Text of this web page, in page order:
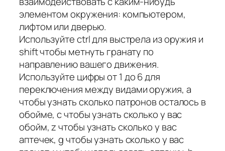
элементом окружения: компьютером,
лифтом или дверью.
Используйте ctrl для выстрела из оружия и
shift чтобы метнуть гранату по
направлению вашего движения.
Используйте цифры от 1 до 6 для
переключения между видами оружия, a
чтобы узнать сколько патронов осталось в
обойме, c чтобы узнать сколько у вас
обойм, z чтобы узнать сколько у вас
аптечек, g чтобы узнать сколько у вас